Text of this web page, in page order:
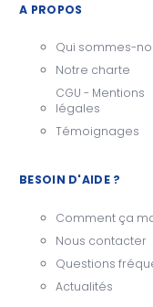
A PROPOS
Qui sommes-
Notre charte
CGU - Mentions
légales
Témoignages
BESOIN D'AIDE ?
Comment ça
Nous contacter
Questions
Actualités